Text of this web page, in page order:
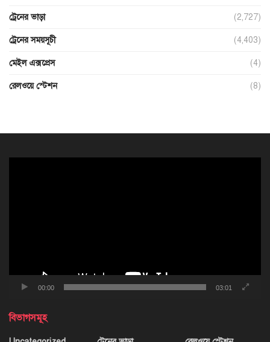
ট্রেনের ভাড়া (2,727)
ট্রেনের সময়সূচী (4,403)
মেইল এক্সপ্রেস (4)
রেলওয়ে স্টেশন (8)
00:00 03:01
বিভাগসমূহ